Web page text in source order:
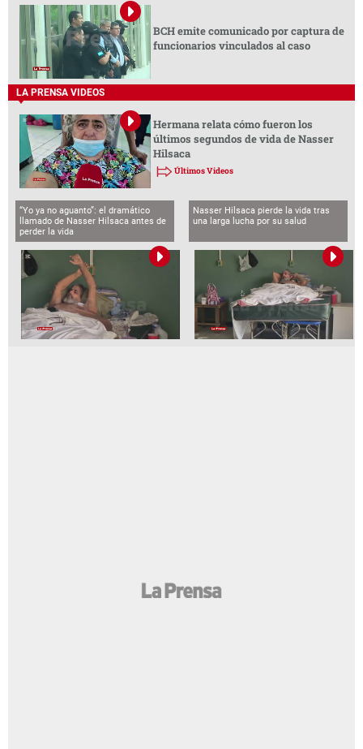
BCH emite comunicado por captura de
funcionarios vinculados al caso
LA PRENSA VIDEOS
Hermana relata cómo fueron los
últimos segundos de vida de Nasser
Hilsaca
Últimos Videos
“Yo ya no aguanto”: el dramático
llamado de Nasser Hilsaca antes de
perder la vida
Nasser Hilsaca pierde la vida tras
una larga lucha por su salud